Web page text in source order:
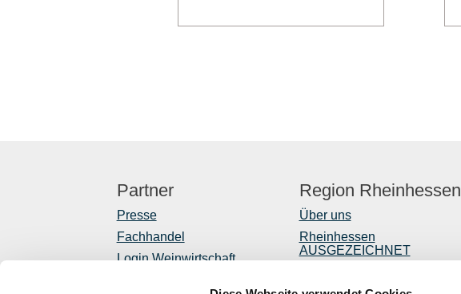
Partner
Presse
Fachhandel
Login Weinwirtschaft
Region Rheinhessen
Über uns
Rheinhessen
AUSGEZEICHNET